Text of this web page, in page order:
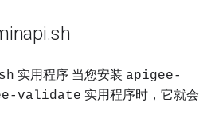
.sh
实用程序 当您安装 apigee-
validate 实用程序时，它就会